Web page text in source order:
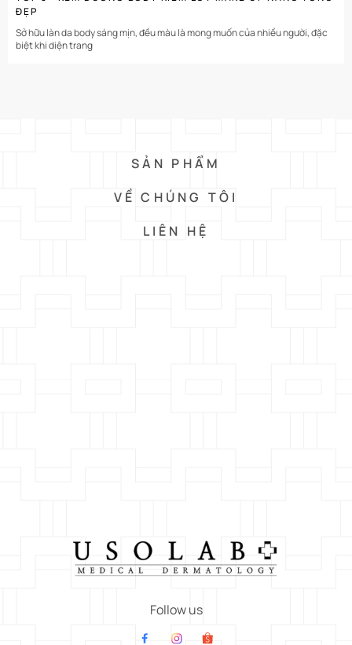
ĐẸP
Sở hữu làn da body sáng mịn, đều màu là mong muốn của nhiều người, đặc
biệt khi diện trang
SẢN PHẨM
VỀ CHÚNG TÔI
LIÊN HỆ
Follow us